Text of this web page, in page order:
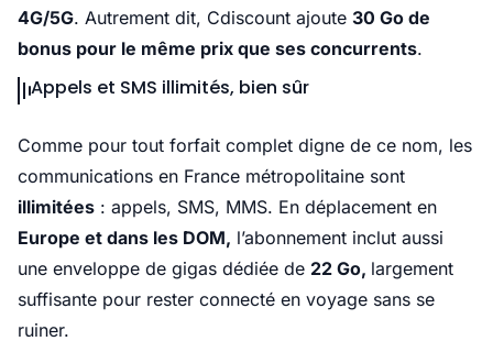
4G/5G. Autrement dit, Cdiscount ajoute 30 Go de
bonus pour le même prix que ses concurrents.
Appels et SMS illimités, bien sûr
Comme pour tout forfait complet digne de ce nom, les
communications en France métropolitaine sont
illimitées : appels, SMS, MMS. En déplacement en
Europe et dans les DOM, l’abonnement inclut aussi
une enveloppe de gigas dédiée de 22 Go, largement
suffisante pour rester connecté en voyage sans se
ruiner.